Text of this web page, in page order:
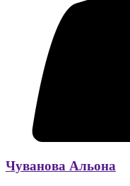
Чуванова Альона